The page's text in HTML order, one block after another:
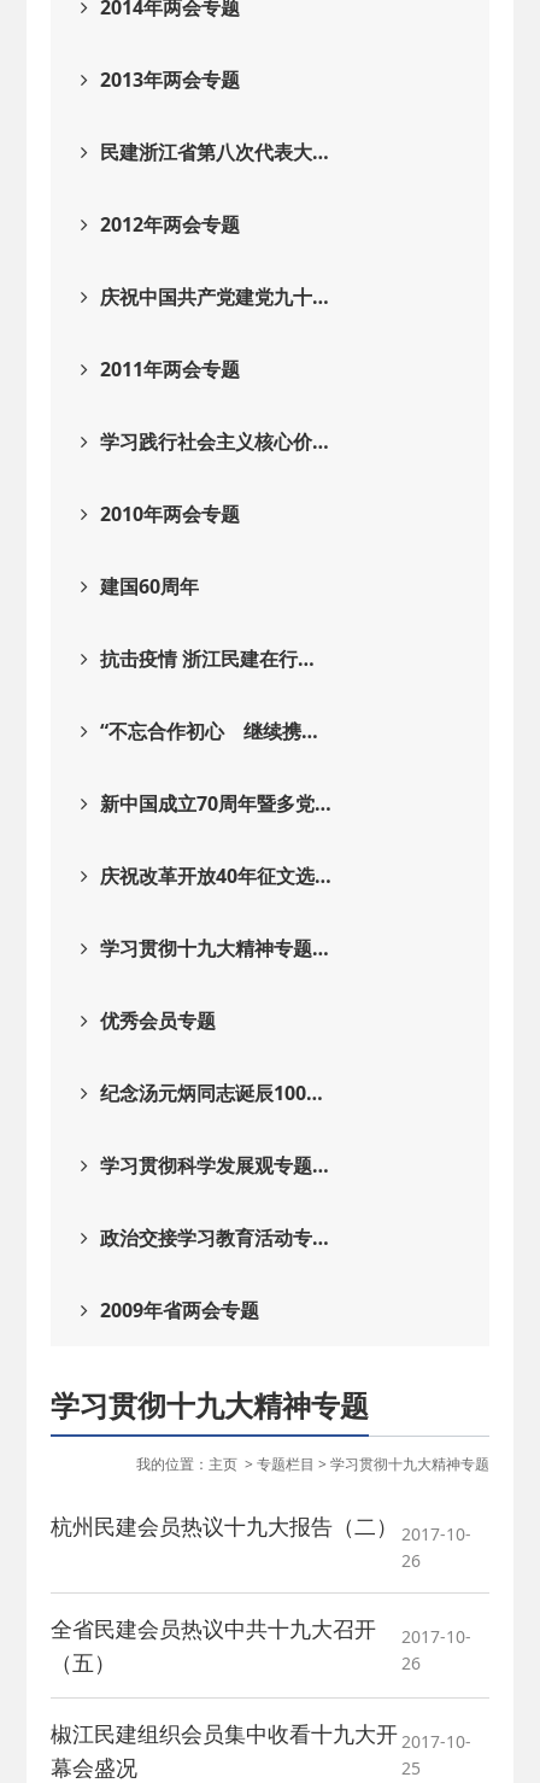
2014年两会专题
2013年两会专题
民建浙江省第八次代表大…
2012年两会专题
庆祝中国共产党建党九十…
2011年两会专题
学习践行社会主义核心价…
2010年两会专题
建国60周年
抗击疫情 浙江民建在行…
“不忘合作初心 继续携…
新中国成立70周年暨多党…
庆祝改革开放40年征文选…
学习贯彻十九大精神专题…
优秀会员专题
纪念汤元炳同志诞辰100…
学习贯彻科学发展观专题…
政治交接学习教育活动专…
2009年省两会专题
学习贯彻十九大精神专题
我的位置： 主页> 专题栏目 > 学习贯彻十九大精神专题
杭州民建会员热议十九大报告（二）
2017-10-
26
全省民建会员热议中共十九大召开
（五）
2017-10-
26
椒江民建组织会员集中收看十九大开
幕会盛况
2017-10-
25